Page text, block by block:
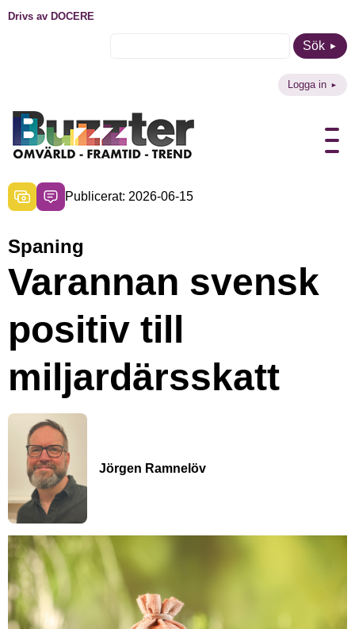
Drivs av DOCERE
Sök
Logga in
Publicerat: 2026-06-15
Spaning
Varannan svensk
positiv till
miljardärsskatt
Jörgen Ramnelöv